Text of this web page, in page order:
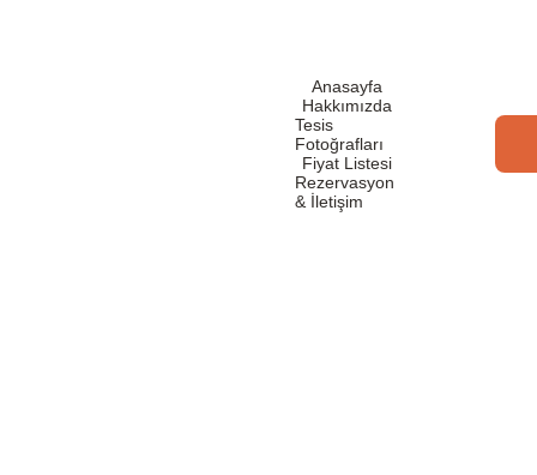
Anasayfa
Hakkımızda
Tesis
Fotoğrafları
Fiyat Listesi
Rezervasyon
& İletişim